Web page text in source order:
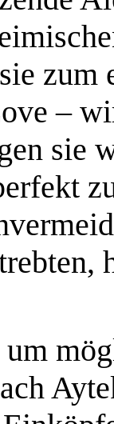
zum
–
sie